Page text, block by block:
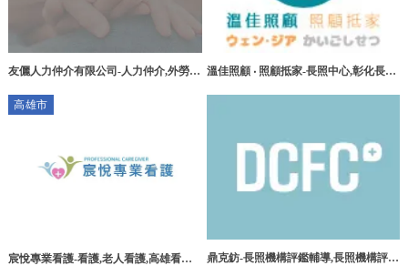
友儷人力仲介有限公司-人力仲介,外勞申
板橋區人力仲介公司
溫佳照顧 ‧ 照顧抵家-長照中心,彰化長照
高雄市
宸悅專業看護-看護,老人看護,高雄看護,
鼎克鈁-長照機構評鑑輔導,長照機構評鑑